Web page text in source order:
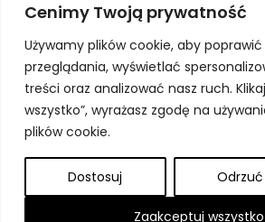
Cenimy Twoją prywatność
Używamy plików cookie, aby
przeglądania, wyświetlać
treści oraz analizować nasz ruch.
wszystko”, wyrażasz zgodę na
plików cookie.
Dostosuj
Zaakceptuj wszystko
Koszyk
Formularz zwrotu / reklamacji
Regulamin sklepu
Polityka prywatności